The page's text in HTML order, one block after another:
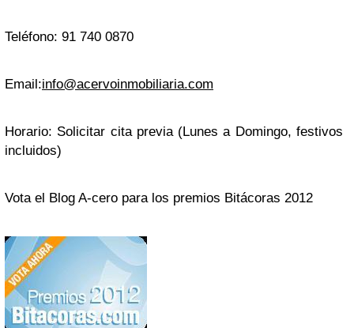
Teléfono: 91 740 0870
Email:info@acervoinmobiliaria.com
Horario: Solicitar cita previa (Lunes a Domingo, festivos
incluidos)
Vota el Blog A-cero para los premios Bitácoras 2012